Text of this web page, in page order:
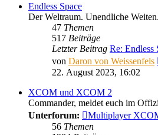
Endless Space
Der Weltraum. Unendliche
47 Themen
517 Beiträge
Letzter Beitrag Re:
von Daron von Weissenfels
22. August 2023, 16:02
XCOM und XCOM 2
Commander, meldet euch im
Unterforum:
Multiplayer
56 Themen